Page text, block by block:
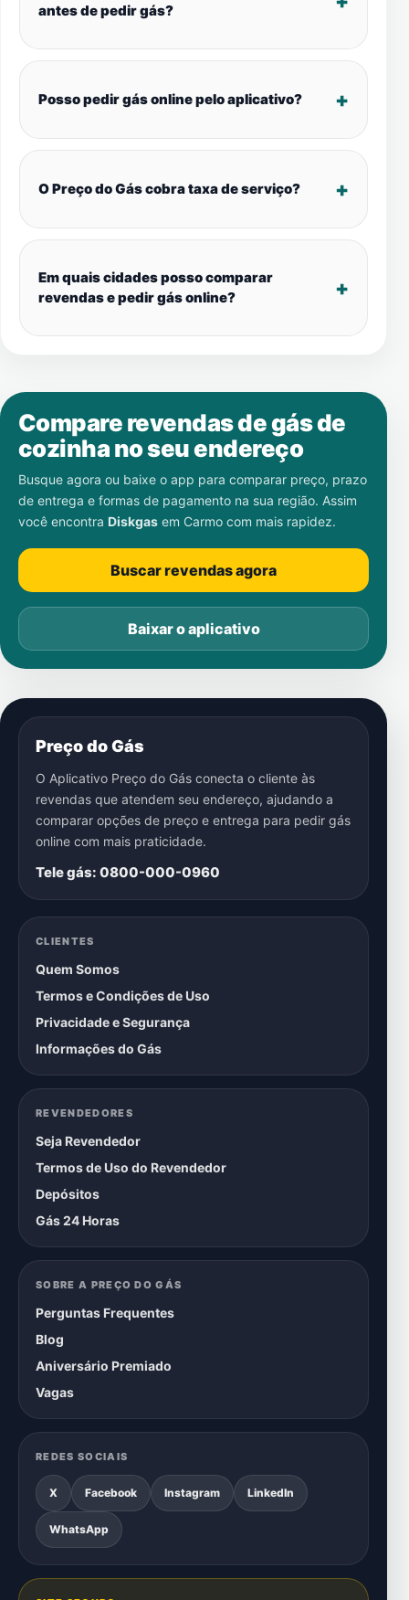
antes de pedir gás?
Posso pedir gás online pelo aplicativo?
O Preço do Gás cobra taxa de serviço?
Em quais cidades posso comparar
revendas e pedir gás online?
Compare revendas de gás de
cozinha no seu endereço
Busque agora ou baixe o app para comparar preço, prazo
de entrega e formas de pagamento na sua região. Assim
você encontra Diskgas em Carmo com mais rapidez.
Buscar revendas agora
Baixar o aplicativo
Preço do Gás
O Aplicativo Preço do Gás conecta o cliente às
revendas que atendem seu endereço, ajudando a
comparar opções de preço e entrega para pedir gás
online com mais praticidade.
Tele gás: 0800-000-0960
CLIENTES
Quem Somos
Termos e Condições de Uso
Privacidade e Segurança
Informações do Gás
REVENDEDORES
Seja Revendedor
Termos de Uso do Revendedor
Depósitos
Gás 24 Horas
SOBRE A PREÇO DO GÁS
Perguntas Frequentes
Blog
Aniversário Premiado
Vagas
REDES SOCIAIS
X Facebook Instagram LinkedIn
WhatsApp